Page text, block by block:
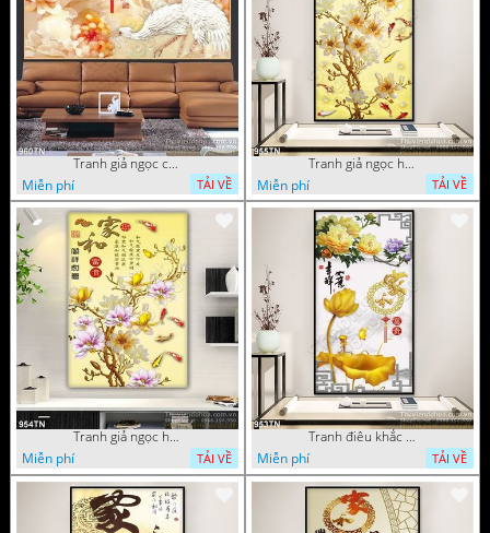
Tranh giả ngọc chim hạc và hoa cúc
Miễn phí
TẢI VỀ
Tranh giả ngọc hoa trang trí thư pháp
Miễn phí
TẢI VỀ
Tranh giả ngọc hoa mẫu trang trí
Miễn phí
TẢI VỀ
Tranh điêu khắc hoa mẫu đơn trang trí
Miễn phí
TẢI VỀ